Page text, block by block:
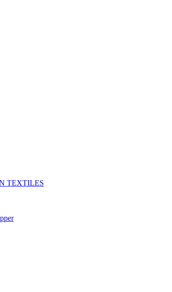
TEXTILES